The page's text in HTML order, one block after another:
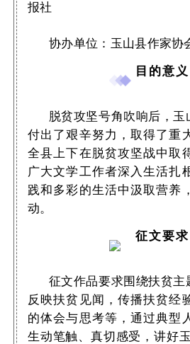
报社
协办单位：玉山县作家协
目的意义
脱贫攻坚号角吹响后，玉
付出了艰辛努力，取得了重
全县上下在脱贫攻坚战中取
广大文学工作者深入生活扎
践和多彩的生活中汲取营养
动。
征文要求
征文作品要求围绕扶贫主
反映扶贫见闻，传播扶贫经
的体会与思考等，通过典型
生动笔触、真切感受，讲好